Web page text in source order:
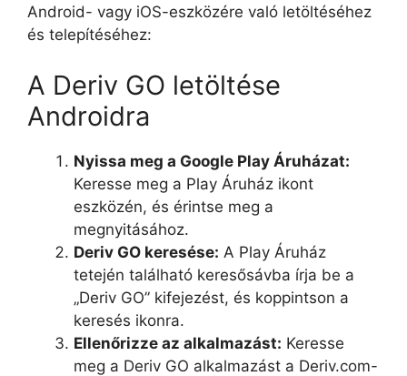
Android- vagy iOS-eszközére való letöltéséhez
és telepítéséhez:
A Deriv GO letöltése
Androidra
Nyissa meg a Google Play Áruházat:
Keresse meg a Play Áruház ikont
eszközén, és érintse meg a
megnyitásához.
Deriv GO keresése: A Play Áruház
tetején található keresősávba írja be a
„Deriv GO” kifejezést, és koppintson a
keresés ikonra.
Ellenőrizze az alkalmazást: Keresse
meg a Deriv GO alkalmazást a Deriv.com-